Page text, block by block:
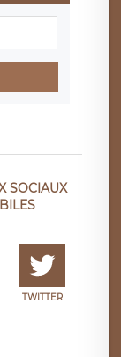
SOCIAUX
TWITTER